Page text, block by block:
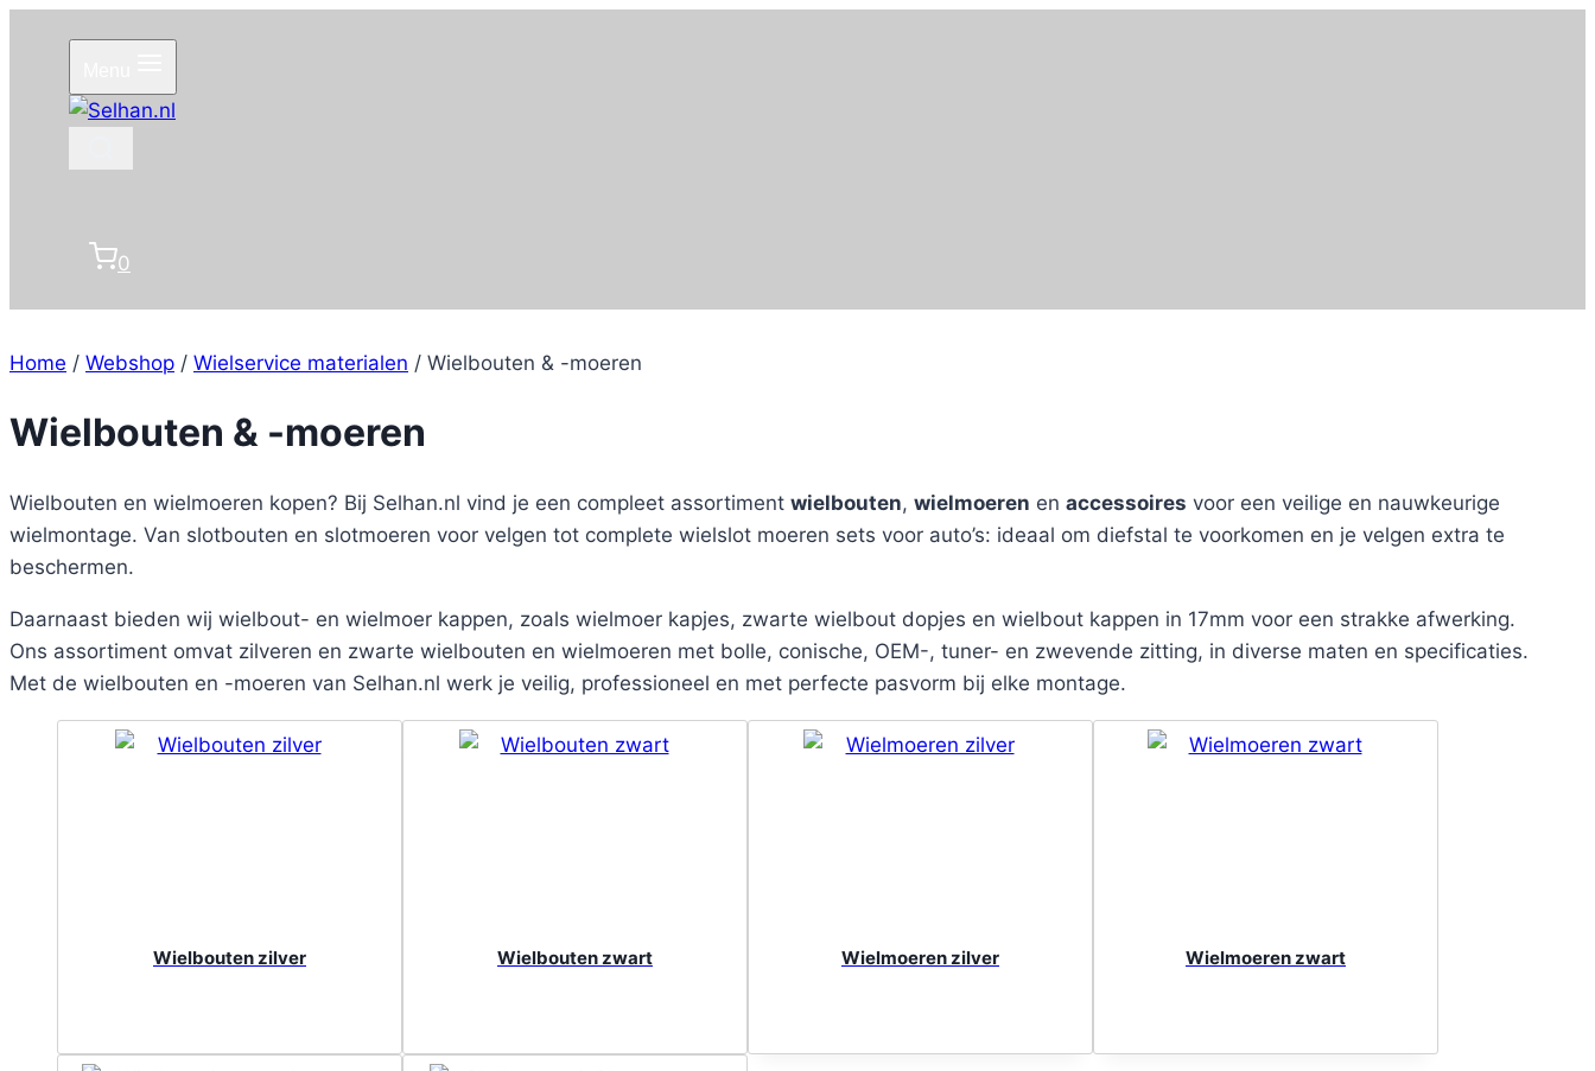
inhoud
0
Home / Webshop / Wielservice materialen / Wielbouten & -moeren
Wielbouten & -moeren
Wielbouten en wielmoeren kopen? Bij Selhan.nl vind je een compleet assortiment wielbouten, wielmoeren en accessoires voor een veilige en nauwkeurige
wielmontage. Van slotbouten en slotmoeren voor velgen tot complete wielslot moeren sets voor auto’s: ideaal om diefstal te voorkomen en je velgen extra te
beschermen.
Daarnaast bieden wij wielbout- en wielmoer kappen, zoals wielmoer kapjes, zwarte wielbout dopjes en wielbout kappen in 17mm voor een strakke afwerking.
Ons assortiment omvat zilveren en zwarte wielbouten en wielmoeren met bolle, conische, OEM-, tuner- en zwevende zitting, in diverse maten en specificaties.
Met de wielbouten en -moeren van Selhan.nl werk je veilig, professioneel en met perfecte pasvorm bij elke montage.
Wielbouten zilver Wielbouten zwart Wielmoeren zilver Wielmoeren zwart